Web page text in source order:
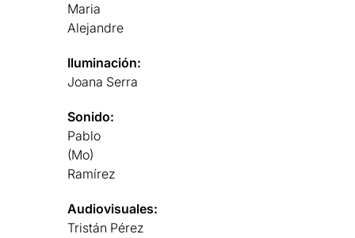
Maria
Alejandre
Iluminación:
Joana Serra
Sonido:
Pablo
(Mo)
Ramírez
Audiovisuales:
Tristán Pérez